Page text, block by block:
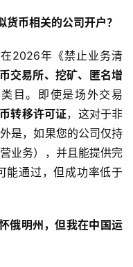
币相关的公司开户？
2026年《禁止业务清
交易所、挖矿、匿名增
目。即使是场外交易
转移许可证，这对于非
是，如果您的公司仅持
业务），并且能提供完
能通过，但成功率低于
俄明州，但我在中国运